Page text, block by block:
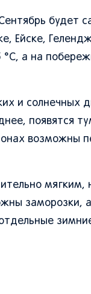
будет
Ейске,
а на
и солнечных
появятся
возможны
мягким,
заморозки,